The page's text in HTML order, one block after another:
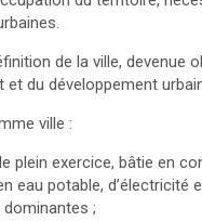
de la ville, devenue
et du développement
ville :
plein exercice, bâtie en
eau potable,
;